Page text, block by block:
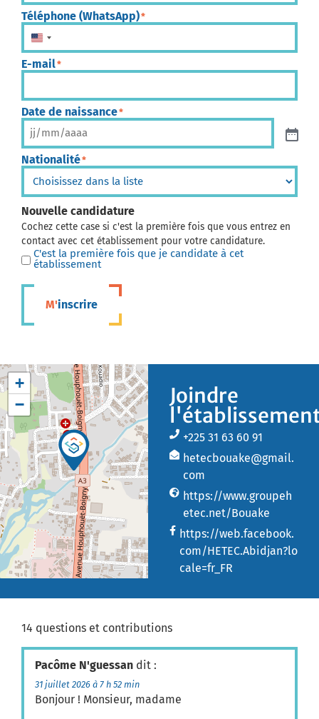
Téléphone (WhatsApp)*
États-Unis +1
E-mail*
Date de naissance*
Nationalité*
Nouvelle candidature
Cochez cette case si c'est la première fois que vous entrez en
contact avec cet établissement pour votre candidature.
C'est la première fois que je candidate à cet
établissement
M'inscrire
+
−
Joindre
+225 31 63 60 91
hetecbouake@gmail.
com
https://www.groupeh
etec.net/Bouake
https://web.facebook.
com/HETEC.Abidjan?lo
cale=fr_FR
14 questions et contributions
Pacôme N'guessan dit :
31 juillet 2026 à 7 h 52 min
Bonjour ! Monsieur, madame